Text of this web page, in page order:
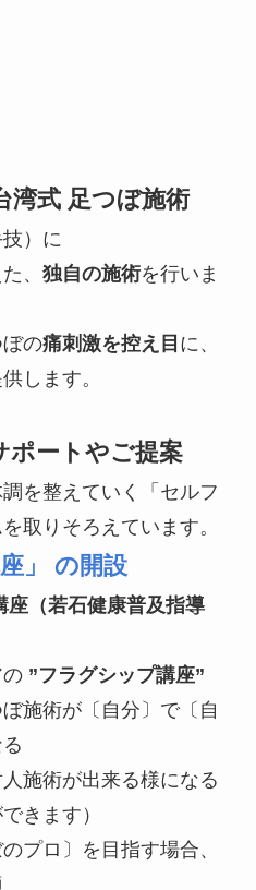
湾式 足つぼ施術
）に
、 独自の施術を行いま
の痛刺激を控え目 に、
します。
ポートやご提案
を整えていく「セルフ
取りそろえています。
」 の開設
座（若石健康普及指導
”フラグシップ講座”
術が〔自分〕で〔自
術が出来る様になる
きます）
ロ〕を目指す場合、